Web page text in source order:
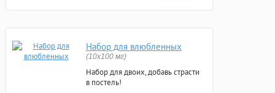
Набор для влюбленных
(10х100 мг)
Набор для двоих, добавь страсти
в постель!